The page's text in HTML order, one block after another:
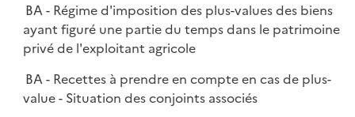
BA - Régime d'imposition des plus-values des biens
ayant figuré une partie du temps dans le patrimoine
privé de l'exploitant agricole
BA - Recettes à prendre en compte en cas de plus-
value - Situation des conjoints associés